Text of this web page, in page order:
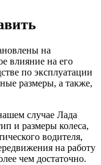
на
влияние на его
по эксплуатации
размеры, а также,
случае Лада
и размеры колеса,
водителя,
на работу
чем достаточно.